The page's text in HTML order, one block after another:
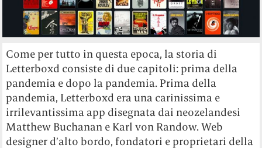
Come per tutto in questa epoca, la storia di
Letterboxd consiste di due capitoli: prima della
pandemia e dopo la pandemia. Prima della
pandemia, Letterboxd era una carinissima e
irrilevantissima app disegnata dai neozelandesi
Matthew Buchanan e Karl von Randow. Web
designer d’alto bordo, fondatori e proprietari della